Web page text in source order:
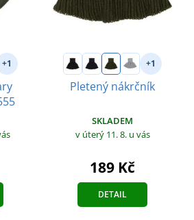
+1 +1
Pletený nákrčník
SKLADEM
v úterý 11. 8. u vás
189 Kč
DETAIL